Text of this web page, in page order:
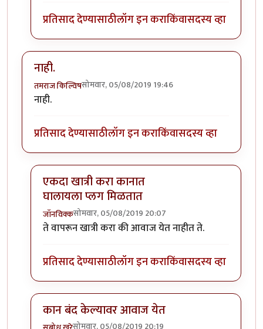
प्रतिसाद देण्यासाठीलॉग इन कराकिंवासदस्य व्हा
नाही.
तमराज किल्विषसोमवार, 05/08/2019 19:46
नाही.
प्रतिसाद देण्यासाठीलॉग इन कराकिंवासदस्य व्हा
एकदा खात्री करा कानात
घालायला प्लग मिळतात
जॉनविक्कसोमवार, 05/08/2019 20:07
In reply toनाही.byतमराज किल्विष
ते वापरून खात्री करा की आवाज येत नाहीत ते.
प्रतिसाद देण्यासाठीलॉग इन कराकिंवासदस्य व्हा
कान बंद केल्यावर आवाज येत